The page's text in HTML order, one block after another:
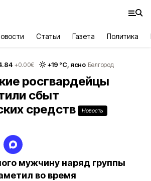
Статьи Газета Политика
+0.00€ +19 °С, ясно Белгород
росгвардейцы
сбыт
средств
Новость
мужчину наряд группы
во время